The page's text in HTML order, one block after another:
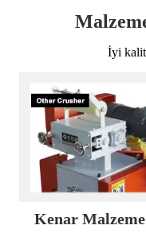
İyi
Kenar Malzeme